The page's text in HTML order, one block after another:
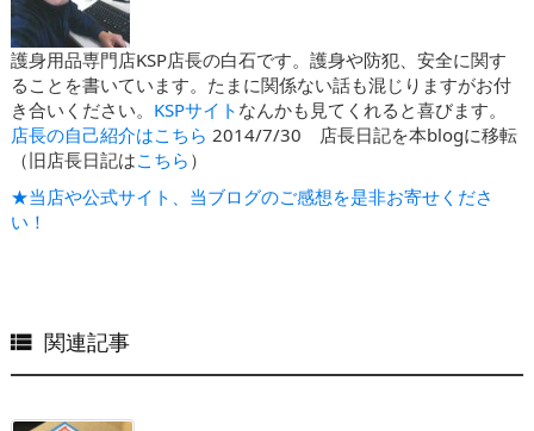
護身用品専門店KSP店長の白石です。護身や防犯、安全に関す
ることを書いています。たまに関係ない話も混じりますがお付
き合いください。 KSPサイト なんかも見てくれると喜びます。
店長の自己紹介はこちら 2014/7/30 店長日記を本blogに移転
（旧店長日記はこちら ）
★当店や公式サイト、当ブログのご感想を是非お寄せくださ
い！
 関連記事